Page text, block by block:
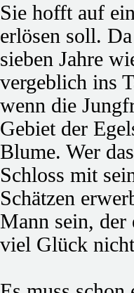
Sie hofft auf
erlösen soll.
sieben Jahre
vergeblich ins
wenn die
Gebiet der
Blume. Wer
Schloss mit
Schätzen
Mann sein, der
viel Glück